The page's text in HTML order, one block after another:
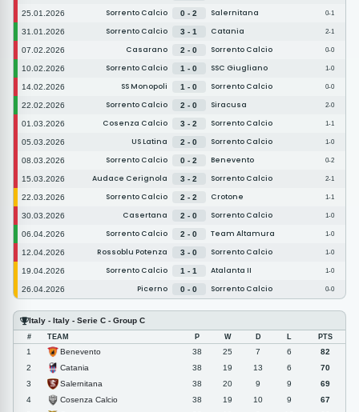
25.01.2026 Sorrento Calcio 0 - 2 Salernitana 0-1
31.01.2026 Sorrento Calcio 3 - 1 Catania 2-1
07.02.2026 Casarano 2 - 0 Sorrento Calcio 0-0
10.02.2026 Sorrento Calcio 1 - 0 SSC Giugliano 1-0
14.02.2026 SS Monopoli 1 - 0 Sorrento Calcio 0-0
22.02.2026 Sorrento Calcio 2 - 0 Siracusa 2-0
01.03.2026 Cosenza Calcio 3 - 2 Sorrento Calcio 1-1
05.03.2026 US Latina 2 - 0 Sorrento Calcio 1-0
08.03.2026 Sorrento Calcio 0 - 2 Benevento 0-2
15.03.2026 Audace Cerignola 3 - 2 Sorrento Calcio 2-1
22.03.2026 Sorrento Calcio 2 - 2 Crotone 1-1
30.03.2026 Casertana 2 - 0 Sorrento Calcio 1-0
06.04.2026 Sorrento Calcio 2 - 0 Team Altamura 1-0
12.04.2026 Rossoblu Potenza 3 - 0 Sorrento Calcio 1-0
19.04.2026 Sorrento Calcio 1 - 1 Atalanta II 1-0
26.04.2026 Picerno 0 - 0 Sorrento Calcio 0-0
Italy - Italy - Serie C - Group C
# TEAM P W D L PTS
1 Benevento 38 25 7 6
82
2
Catania 38 19 13 6
70
3
Salernitana 38 20 9 9
69
4
Cosenza Calcio 38 19 10 9
67